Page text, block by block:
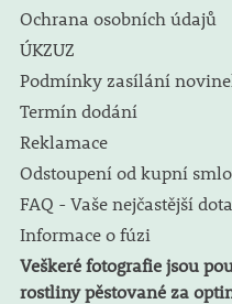
Ochrana osobních údajů
ÚKZUZ
Podmínky zasílání
Termín dodání
Reklamace
Odstoupení od kupní
FAQ - Vaše nejčastější
Informace o fúzi
Veškeré fotografie jsou
rostliny pěstované za